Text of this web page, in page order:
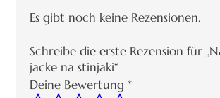
Es gibt noch keine Rezensionen.
Schreibe die erste Rezension für
jacke na stinjaki“
Deine Bewertung*